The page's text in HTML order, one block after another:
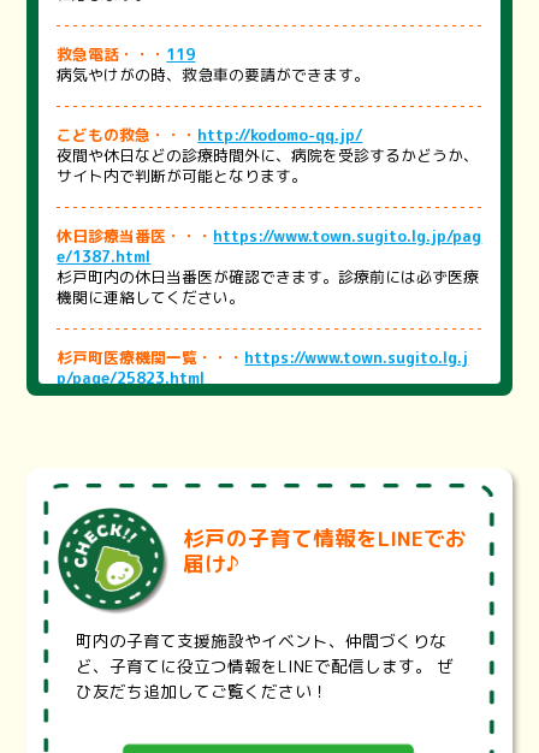
救急電話・・・ 119
病気やけがの時、救急車の要請ができます。
こどもの救急・・・ http://kodomo-qq.jp/
夜間や休日などの診療時間外に、病院を受診するかどうか、
サイト内で判断が可能となります。
休日診療当番医・・・ https://www.town.sugito.lg.jp/pag
e/1387.html
杉戸町内の休日当番医が確認できます。診療前には必ず医療
機関に連絡してください。
杉戸町医療機関一覧・・・ https://www.town.sugito.lg.j
p/page/25823.html
町内の医療機関をまとめました。医療機関を探す際にご活用
埼玉県医療機能情報提供システム・・・
itama.lg.jp/
診療科目、診療曜日・時間、地域、最寄り駅から医療機関や
薬局を検索することが出来ます。また、設備や体制、対応で
きる治療内容などの項目で検索することもできます。
埼玉県耳鼻咽喉科休日救急診療・・・https://www.pref.sai
tama.lg.jp/a0703/jibika.html
埼玉県では、救急医療のうち、休日に救急電話相談で受診先
区の輪番体制による初期救急と、初期医療機関では対応が難
杉戸の子育て情報をLINEでお
届け♪
町内の子育て支援施設やイベント、仲間づくりな
ど、子育てに役立つ情報をLINEで配信します。 ぜ
ひ友だち追加してご覧ください！